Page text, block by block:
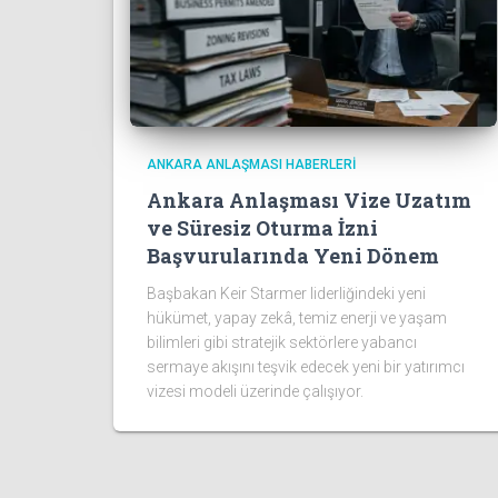
ANKARA ANLAŞMASI HABERLERI
Ankara Anlaşması Vize Uzatım
ve Süresiz Oturma İzni
Başvurularında Yeni Dönem
Başbakan Keir Starmer liderliğindeki yeni
hükümet, yapay zekâ, temiz enerji ve yaşam
bilimleri gibi stratejik sektörlere yabancı
sermaye akışını teşvik edecek yeni bir yatırımcı
vizesi modeli üzerinde çalışıyor.